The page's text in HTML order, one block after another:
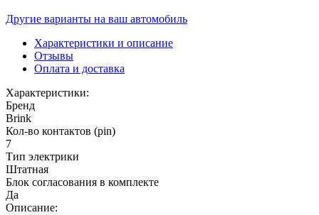
Другие варианты на ваш автомобиль
Характеристики и описание
Отзывы
Оплата и доставка
Характеристики:
Бренд
Brink
Кол-во контактов (pin)
7
Тип электрики
Штатная
Блок согласования в комплекте
Да
Описание: